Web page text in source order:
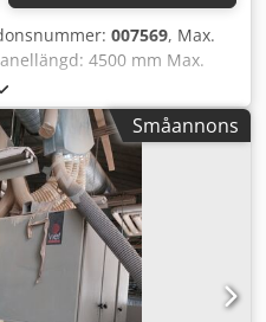
007569, Max.
4500 mm Max.
Antal spännhylsor: 11
för tunna skivor: ja
Småannons